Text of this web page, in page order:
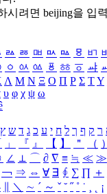
시려면 beijing을 입
ㅬ ㅭ ㅮ ㅯ ㅰ ㅱ ㅲ
ㆁ ㆂ ㆃ ㆄ ㆅ ㆆ ㆇ
Λ Μ Ν Ξ Ο Π Ρ Σ ΤΥ
υ φ χ ψ ω
ר ק ף ך ל ח י ע כ ג ד ש ץ
」 『 』 【 】 ＂ （ ）
∠ ⊥ ⌒ ∂ ∇ ≡ ≒ ≪ ≫
￢ ⇒ ⇔ ∀ ∃ ∮ ∑ ∏ ＋
＼ ∼ ´ ～ ˇ ˘ ˝ ˚ ˙ ¸ ¡